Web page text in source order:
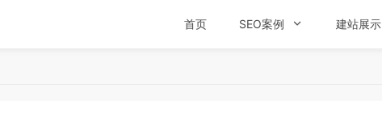
首页 SEO案例  建站展示